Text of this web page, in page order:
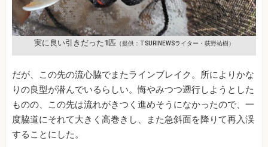
実に良い引きだった1匹 （提供：TSURINEWSライター・荻野祐樹）
だが、この先の流心脇でまたラインブレイク。所によりかな
りの良型が潜んでいるらしい。悔やみつつ遡行しようとした
ものの、この先は流れがきつく進めそうになかったので、一
度脇道にそれて大きく高巻きし、また急斜面を降りて再入渓
することにした。